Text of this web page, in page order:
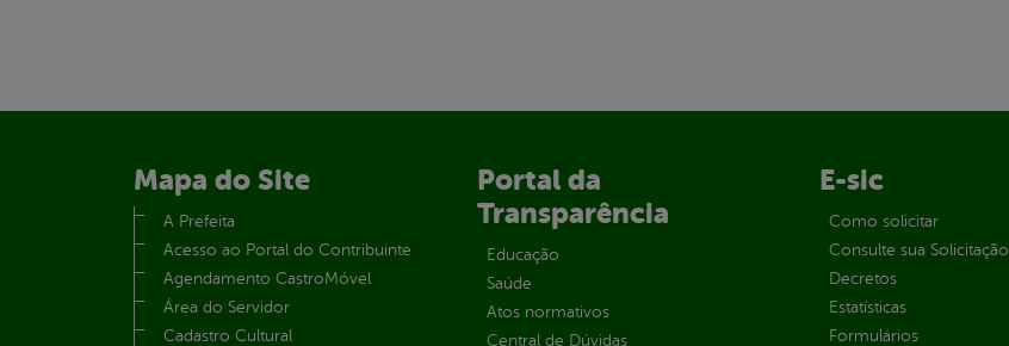
Mapa do Site
A Prefeita
Acesso ao Portal do Contribuinte
Agendamento CastroMóvel
Área do Servidor
Cadastro Cultural
Portal da
Transparência
Educação
Saúde
Atos normativos
Central de Dúvidas
E-sic
Como solicitar
Consulte sua Solicitação
Decretos
Estatísticas
Formulários